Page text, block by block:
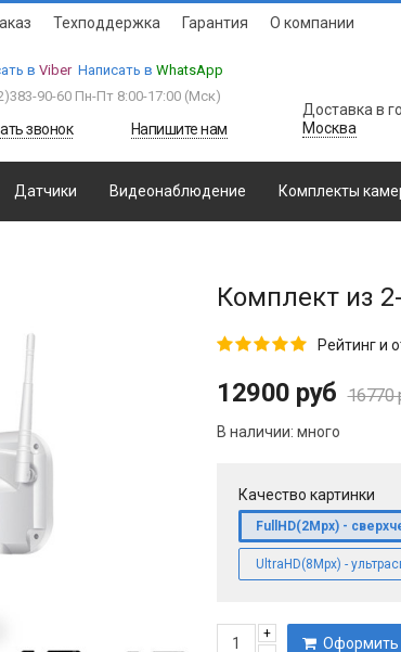
Техподдержка Гарантия О компании
в Viber Написать в WhatsApp
90-60 Пн-Пт 8:00-17:00 (Мcк)
звонок Напишите нам
Доставка в
Москва
Датчики Видеонаблюдение Комплекты
Комплект из
Рейтинг и
12900 руб 16770
В наличии: много
Качество картинки
FullHD(2Mpx) -
UltraHD(8Mpx) -
+
Оформить